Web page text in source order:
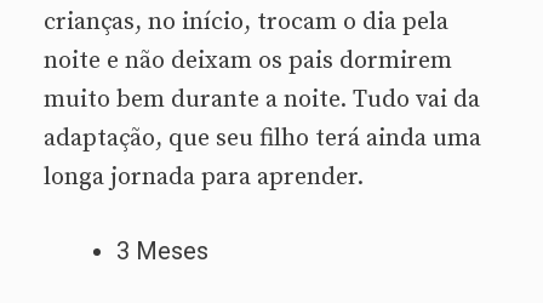
crianças, no início, trocam o dia pela
noite e não deixam os pais dormirem
muito bem durante a noite. Tudo vai da
adaptação, que seu filho terá ainda uma
longa jornada para aprender.
3 Meses